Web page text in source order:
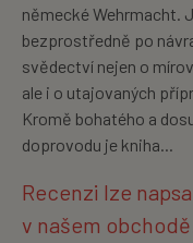
německé Wehrmacht.
bezprostředně po
svědectví nejen o
ale i o utajovaných
Kromě bohatého a
doprovodu je kniha...
Recenzi lze
v našem